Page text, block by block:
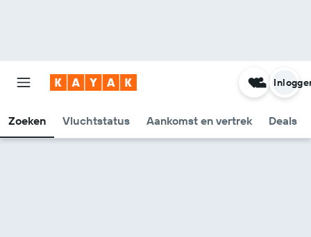
Zoeken Vluchtstatus Aankomst en vertrek Deals